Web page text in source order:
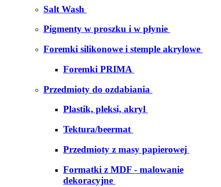
Salt Wash
Pigmenty w proszku i w płynie
Foremki silikonowe i stemple akrylowe
Foremki PRIMA
Przedmioty do ozdabiania
Plastik, pleksi, akryl
Tektura/beermat
Przedmioty z masy papierowej
Formatki z MDF - malowanie
dekoracyjne